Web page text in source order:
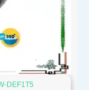
DEF1T5